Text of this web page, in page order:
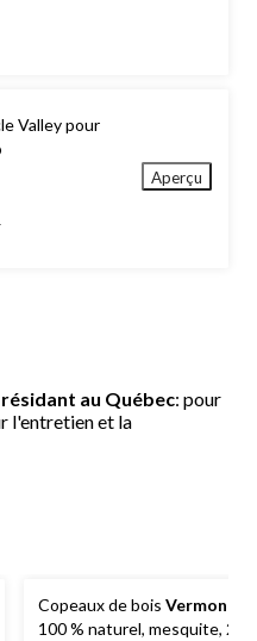
Valley pour
Aperçu
au Québec: pour
l'entretien et la
Copeaux de bois Vermont
100 % naturel, mesquite, 2 lb